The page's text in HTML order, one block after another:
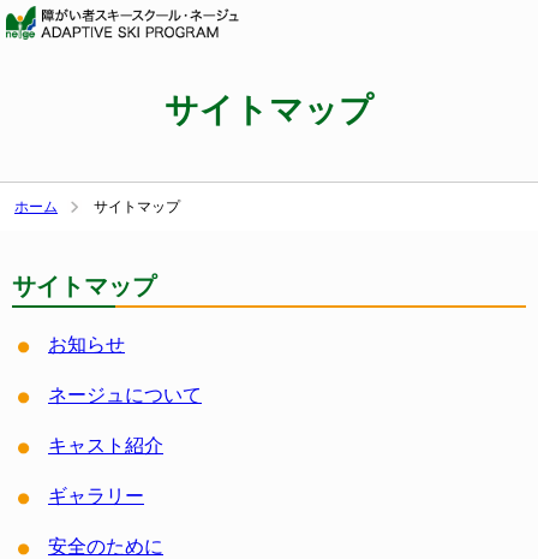
サイトマップ
ホーム サイトマップ
サイトマップ
お知らせ
ネージュについて
キャスト紹介
ギャラリー
安全のために